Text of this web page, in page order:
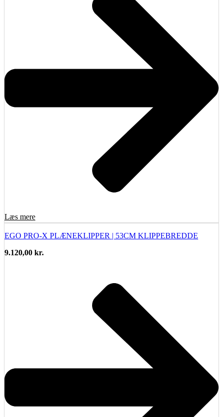
Læs mere
EGO PRO-X PLÆNEKLIPPER | 53CM KLIPPEBREDDE
9.120,00 kr.